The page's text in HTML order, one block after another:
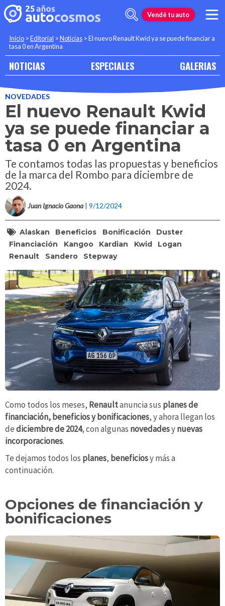
Vendé tu auto
Inicio >Editorial >Noticias >El nuevo Renault Kwid ya se puede financiar a
tasa 0 en Argentina
NOTICIAS ESPECIALES GALERIAS
NOVEDADES
El nuevo Renault Kwid
ya se puede financiar a
tasa 0 en Argentina
Te contamos todas las propuestas y beneficios
de la marca del Rombo para diciembre de
2024.
Juan Ignacio Gaona | 9/12/2024
Alaskan Beneficios Bonificación
Duster
Financiación
Kangoo Kardian Kwid
Logan
Renault
Sandero Stepway
Como todos los meses, Renaultanuncia sus planes de
financiación, beneficiosy bonificaciones, y ahora llegan los
dediciembre de 2024, con algunas novedadesynuevas
incorporaciones.
Te dejamos todos los planes, beneficiosy más a
continuación.
Opciones de financiación y
bonificaciones